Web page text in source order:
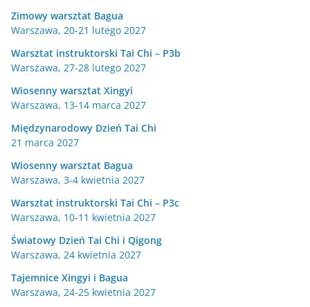
Zimowy warsztat Bagua
Warszawa, 20-21 lutego 2027
Warsztat instruktorski Tai Chi – P3b
Warszawa, 27-28 lutego 2027
Wiosenny warsztat Xingyi
Warszawa, 13-14 marca 2027
Międzynarodowy Dzień Tai Chi
21 marca 2027
Wiosenny warsztat Bagua
Warszawa, 3-4 kwietnia 2027
Warsztat instruktorski Tai Chi – P3c
Warszawa, 10-11 kwietnia 2027
Światowy Dzień Tai Chi i Qigong
Warszawa, 24 kwietnia 2027
Tajemnice Xingyi i Bagua
Warszawa, 24-25 kwietnia 2027